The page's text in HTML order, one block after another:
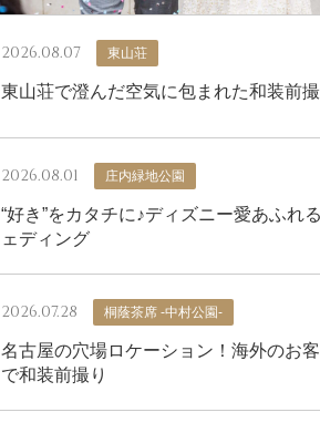
2026.08.07 東山荘
東山荘で澄んだ空気に包まれた和装前
2026.08.01 庄内緑地公園
“好き”をカタチに♪ディズニー愛あふれ
ェディング
2026.07.28 桐蔭茶席 -中村公園-
名古屋の穴場ロケーション！海外のお
で和装前撮り